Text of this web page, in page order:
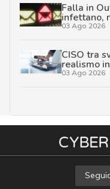
Falla in
infettano,
03 Ago 2026
CISO tra
realismo
03 Ago 2026